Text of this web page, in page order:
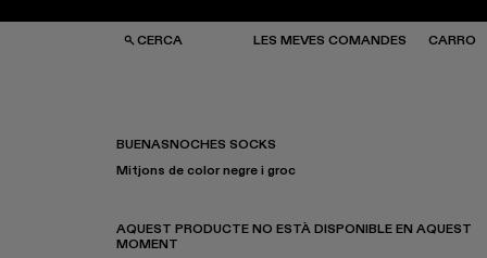
CERCA LES MEVES COMANDES CARRO
BUENASNOCHES SOCKS
Mitjons de color negre i groc
AQUEST PRODUCTE NO ESTÀ DISPONIBLE EN AQUEST
MOMENT